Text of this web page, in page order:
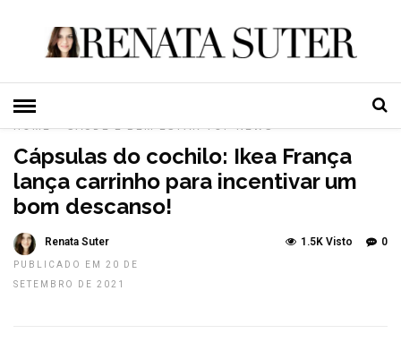
HOME»SAÚDE E BEM ESTAR TOP NEWS
Cápsulas do cochilo: Ikea França
lança carrinho para incentivar um
bom descanso!
Renata Suter
PUBLICADO EM 20 DE
SETEMBRO DE 2021
0
1.5K Visto